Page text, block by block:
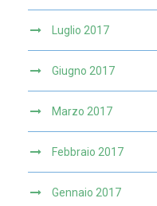
Luglio 2017
Giugno 2017
Marzo 2017
Febbraio 2017
Gennaio 2017